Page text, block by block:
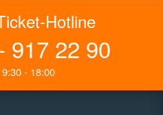
Hotline
917 22 90
- 18:00